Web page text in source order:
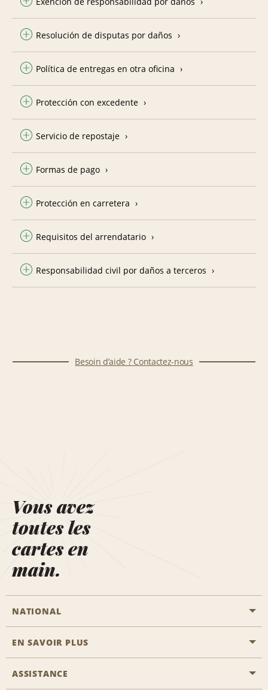
Resolución de disputas por daños
Política de entregas en otra oficina
Protección con excedente
Servicio de repostaje
Formas de pago
Protección en carretera
Requisitos del arrendatario
Responsabilidad civil por daños a terceros
Besoin d’aide ? Contactez-nous
Vous avez
toutes les
cartes en
main.
NATIONAL
Passer une réservation
EN SAVOIR PLUS
Carrière
ASSISTANCE